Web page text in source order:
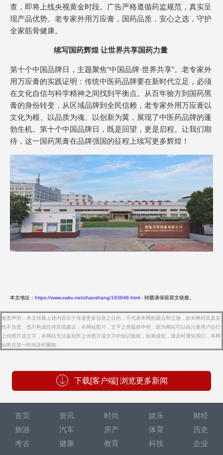
查，即将上线央视黄金时段。广告严格遵循药监规范，真实呈
现产品优势。老专家外用万应膏，国药品质，安心之选，守护
全家筋骨健康。
续写国药辉煌 让世界共享国药力量
第十个中国品牌日，主题聚焦“中国品牌·世界共享”。老专家外
用万应膏的实践证明：传统中医药品牌要在新时代立足，必须
在文化自信与科学精神之间找到平衡点。从百年验方到国药黑
膏的身份转变，从区域品牌到全民信赖，老专家外用万应膏以
文化为根、以品质为魂、以创新为翼，展现了中医药品牌的蓬
勃生机。第十个中国品牌日，既是回望，更是启程。让我们期
待，这一国药黑膏在品牌强国的征程上续写更多辉煌！
本文地址： https://www.xwkx.net/zhaoshang/193848.html - 转载请保留原文链接。
免责声明：本文转载上述内容出于传递更多信息之目的，不代表本网的观点和立场，故本网对其真实
性不负责，也不构成任何其他建议；本网站图片，文字之类版权申明，因为网站可以由注册用户自行
上传图片或文字，本网站无法鉴别所上传图片或文字的知识版权，如果侵犯，请及时通知我们，本网
站将在第一时间及时删除.
下载[客户端] 浏览更多新闻
首页 资讯 时尚 娱乐
财经
旅游
汽车 房产 体育
历史
考古
健康 教育 科技 企业